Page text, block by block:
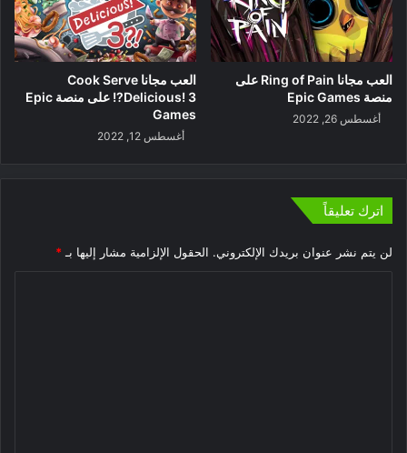
العب مجانا Ring of Pain على
منصة Epic Games
أغسطس 26, 2022
العب مجانا Cook Serve
Delicious! 3?! على منصة Epic
Games
أغسطس 12, 2022
اترك تعليقاً
لن يتم نشر عنوان بريدك الإلكتروني. الحقول الإلزامية مشار إليها بـ *